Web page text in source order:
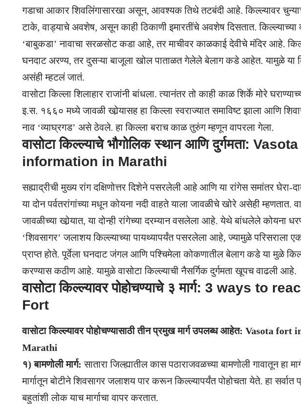
गडाचा आकार शिवलिंगासारखा असून, आवश्यक तिथे तटबंदी आहे. किल्ल्यावर
टाके, वाड्याचे अवशेष, असून काही ठिकाणी इमारतींचे अवशेष दिसतात. किल्ल्याच्या
‘बाबुकडा’ नावाचा सरळसोट कडा आहे, तर माचीवर काळकाई देवीचेमंदिर आहे.
घनदाट अरण्य, तर दुसऱ्या बाजूला खोल पाताळत गेलेले बेलाग कडे आहेत. यामुळे या
असंही म्हटलं जातं.
वासोटा किल्ला शिलाहार राजांनी बांधला. त्यानंतर तो काही काळ शिर्के मोरे
इ.स. १६६० मध्ये जावळी खोर्‍यासह हा किल्ला स्वराज्यात समाविष्ट झाला आणि
नाव ‘व्याघ्रगड’ असे ठेवले. हा किल्ला बराच काळ तुरुंग म्हणून वापरला गेला.
वासोटा किल्ल्याचे भौगोलिक स्थान आणि दुर्गमता:
information in Marathi
सह्याद्रीची मुख्य रांग दक्षिणोत्तर दिशेने पसरलेली आहे आणि या रांगेस समांतर घेरा-
या दोन पर्वतरांगांच्या मधून कोयना नदी वाहते याला जावळीचे खोरे असेही म्हणतात.
जावळीच्या खोर्‍यात, या दोन्ही रांगेच्या दरम्यान वसलेला आहे. येथे बांधलेले कोयना
‘शिवसागर’ जलाशय किल्ल्याच्या पायथ्यापर्यंत पसरलेला आहे, ज्यामुळे परिसराला
प्राप्त होते. पूर्वेला घनदाट जंगल आणि पश्चिमेला कोकणातील बेलाग कडे या मुळे
करण्यास कठीण आहे. यामुळे वासोटा किल्ल्याची नैसर्गिक दुर्गमता खूपच वाढली आहे.
वासोटा किल्ल्यावर पोहोचण्याचे ३ मार्ग: 3 ways to
Fort
वासोटा किल्ल्यावर पोहोचण्यासाठी तीन प्रमुख मार्ग उपलब्ध आहेत: Vasota
Marathi
१) बामणोली मार्ग: सातारा जिल्ह्यातील कास पठाराजवळच्या बामणोली गावातून हा
मार्गातून बोटीने शिवसागर जलाशय पार करून किल्ल्यापर्यंत पोहोचता येते. हा सर्वात
बहुतांशी लोक याच मार्गाचा वापर करतात.